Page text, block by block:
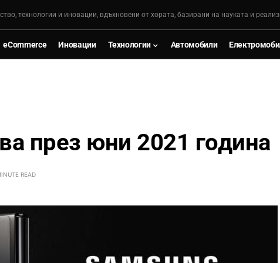
технологии и иновации, вдъхновени от хората, базирани на науката и
eCommerce Иновации Технологии Автомобили
през юни 2021 година
READ